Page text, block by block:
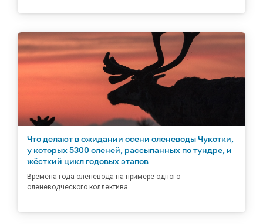
Что делают в ожидании осени оленеводы Чукотки,
у которых 5300 оленей, рассыпанных по тундре, и
жёсткий цикл годовых этапов
Времена года оленевода на примере одного
оленеводческого коллектива